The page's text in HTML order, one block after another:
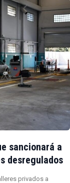
sancionará a
desregulados
privados a